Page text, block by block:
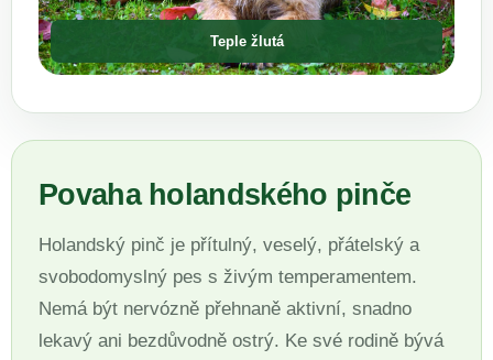
Teple žlutá
Povaha holandského pinče
Holandský pinč je přítulný, veselý, přátelský a
svobodomyslný pes s živým temperamentem.
Nemá být nervózně přehnaně aktivní, snadno
lekavý ani bezdůvodně ostrý. Ke své rodině bývá